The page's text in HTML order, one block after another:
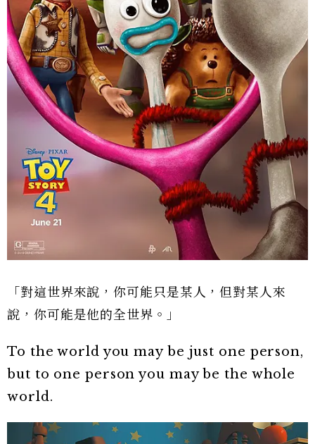
「對這世界來說，你可能只是某人，但對某人來
說，你可能是他的全世界。」
To the world you may be just one person,
but to one person you may be the whole
world.